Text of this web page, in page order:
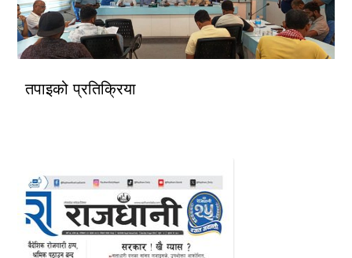
तपाइको प्रतिक्रिया